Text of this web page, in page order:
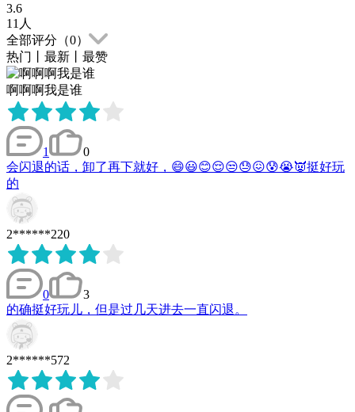
3.6
11 人
全部评分（0）
热门
最新 最赞
啊啊啊我是谁
1
0
会闪退的话，卸了再下就好，😄😃😊😌😒😓😖😰😭👿挺好玩
的
2******220
0
3
的确挺好玩儿，但是过几天进去一直闪退。
2******572